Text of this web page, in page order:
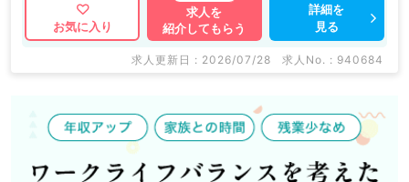
お気に入り
求人を
紹介してもらう
詳細を
見る
求人更新日 : 2026/07/28 求人No. : 940684